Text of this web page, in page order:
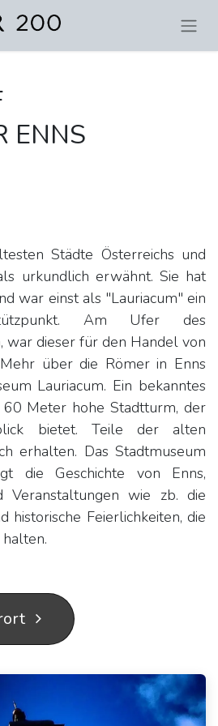
ENNS
Städte Österreichs und
urkundlich erwähnt. Sie hat
war einst als "Lauriacum" ein
Am Ufer des
war dieser für den Handel von
über die Römer in Enns
Lauriacum. Ein bekanntes
Meter hohe Stadtturm, der
bietet. Teile der alten
erhalten. Das Stadtmuseum
die Geschichte von Enns,
Veranstaltungen wie zb. die
historische Feierlichkeiten, die